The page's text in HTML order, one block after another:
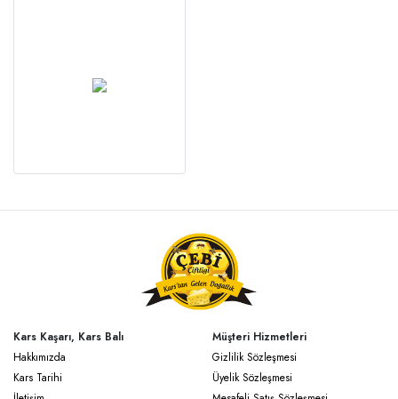
Kars Kaşarı, Kars Balı
Hakkımızda
Kars Tarihi
Müşteri Hizmetleri
Gizlilik Sözleşmesi
Üyelik Sözleşmesi